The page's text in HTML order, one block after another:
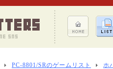
PC-8801/SRのゲームリスト ホ